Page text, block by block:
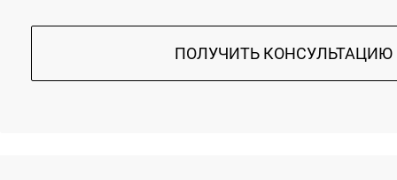
ПОЛУЧИТЬ КОНСУЛЬТАЦИЮ